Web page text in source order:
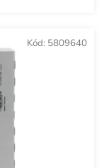
Kód: 5809640